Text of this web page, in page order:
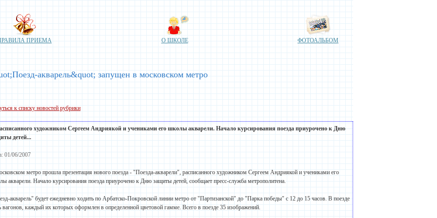
ПРИЕМА О ШКОЛЕ ФОТОАЛЬБОМ
акварель&quot; запущен в московском метро
к списку новостей рубрики
художником Сергеем Андриякой и учениками егошколы акварели. Начало курсирования поезда приурочено к Дню
детей...
01/06/2007
метро прошла презентация нового поезда - "Поезда-акварели", расписанного художником Сергеем Андриякой и учениками его
акварели. Начало курсирования поезда приурочено к Дню защиты детей, сообщает пресс-служба метрополитена.
акварель" будет ежедневно ходить по Арбатско-Покровской линии метро от "Партизанской" до "Парка победы" с 12 до 15 часов. В поезде
вагонов, каждый их которых оформлен в определенной цветовой гамме. Всего в поезде 35 изображений.